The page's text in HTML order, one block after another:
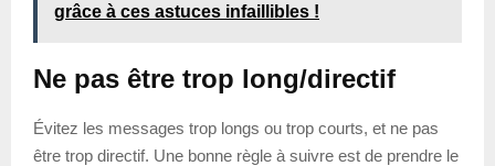
grâce à ces astuces infaillibles !
Ne pas être trop long/directif
Évitez les messages trop longs ou trop courts, et ne pas
être trop directif. Une bonne règle à suivre est de prendre le